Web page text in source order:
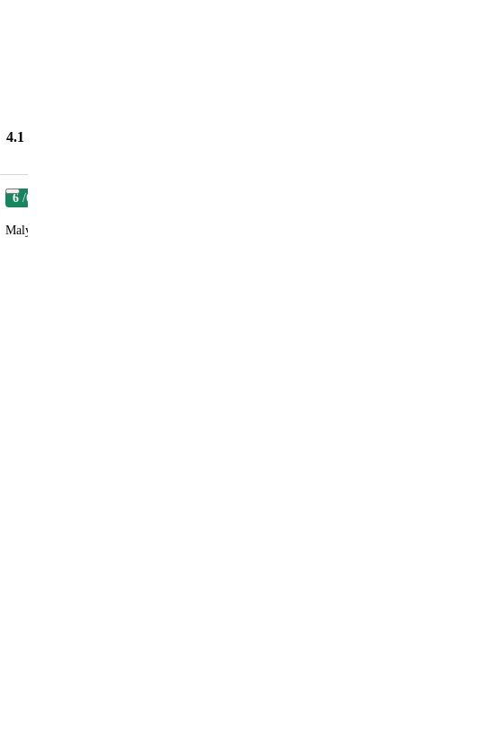
4.1
6 /6
Malý hotel (cca 50 pokojů), takže kdo chce užít klidnou dovolenou doporučuji. Menší